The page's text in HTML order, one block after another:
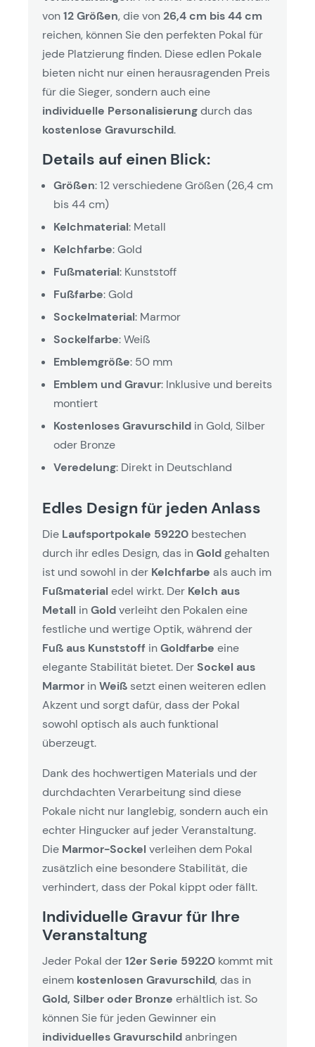
von12 Größen, die von26,4 cm bis 44 cm
reichen, können Sie den perfekten Pokal für
jede Platzierung finden. Diese edlen Pokale
bieten nicht nur einen herausragenden Preis
für die Sieger, sondern auch eine
individuelle Personalisierungdurch das
kostenlose Gravurschild.
Details auf einen Blick:
Größen: 12 verschiedene Größen (26,4 cm
bis 44 cm)
Kelchmaterial: Metall
Kelchfarbe: Gold
Fußmaterial: Kunststoff
Fußfarbe: Gold
Sockelmaterial: Marmor
Sockelfarbe: Weiß
Emblemgröße: 50 mm
Emblem und Gravur: Inklusive und bereits
montiert
Kostenloses Gravurschild in Gold, Silber
oder Bronze
Veredelung: Direkt in Deutschland
Edles Design für jeden Anlass
Die Laufsportpokale 59220 bestechen
durch ihr edles Design, das inGoldgehalten
ist und sowohl in der Kelchfarbe als auch im
Fußmaterial edel wirkt. Der Kelch aus
Metall inGoldverleiht den Pokalen eine
festliche und wertige Optik, während der
Fuß aus Kunststoff inGoldfarbe eine
elegante Stabilität bietet. Der Sockel aus
Marmor inWeiß setzt einen weiteren edlen
Akzent und sorgt dafür, dass der Pokal
sowohl optisch als auch funktional
überzeugt.
Dank des hochwertigen Materials und der
durchdachten Verarbeitung sind diese
Pokale nicht nur langlebig, sondern auch ein
echter Hingucker auf jeder Veranstaltung.
Die Marmor-Sockel verleihen dem Pokal
zusätzlich eine besondere Stabilität, die
verhindert, dass der Pokal kippt oder fällt.
Individuelle Gravur für Ihre
Veranstaltung
Jeder Pokal der12er Serie 59220 kommt mit
einem kostenlosen Gravurschild, das in
Gold, Silber oder Bronze erhältlich ist. So
können Sie für jeden Gewinner ein
individuelles Gravurschildanbringen